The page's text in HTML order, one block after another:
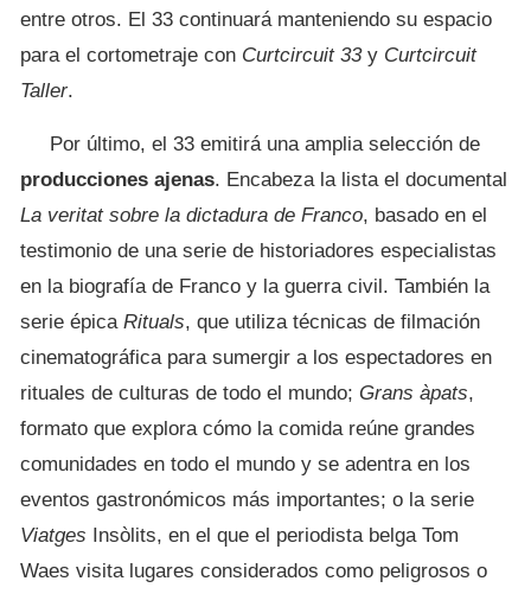
entre otros. El 33 continuará manteniendo su espacio
para el cortometraje con Curtcircuit 33y Curtcircuit
Taller.
Por último, el 33 emitirá una amplia selección de
producciones ajenas. Encabeza la lista el documental
La veritat sobre la dictadura de Franco, basado en el
testimonio de una serie de historiadores especialistas
en la biografía de Franco y la guerra civil. También la
serie épicaRituals, que utiliza técnicas de filmación
cinematográfica para sumergir a los espectadores en
rituales de culturas de todo el mundo; Grans àpats,
formato que explora cómo la comida reúne grandes
comunidades en todo el mundo y se adentra en los
eventos gastronómicos más importantes; o la serie
Viatges
Insòlits, en el que el periodista belga Tom
Waes visita lugares considerados como peligrosos o